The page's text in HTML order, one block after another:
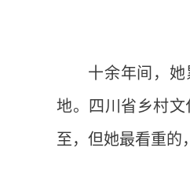
十余年间，
地。四川省乡村
至，但她最看重